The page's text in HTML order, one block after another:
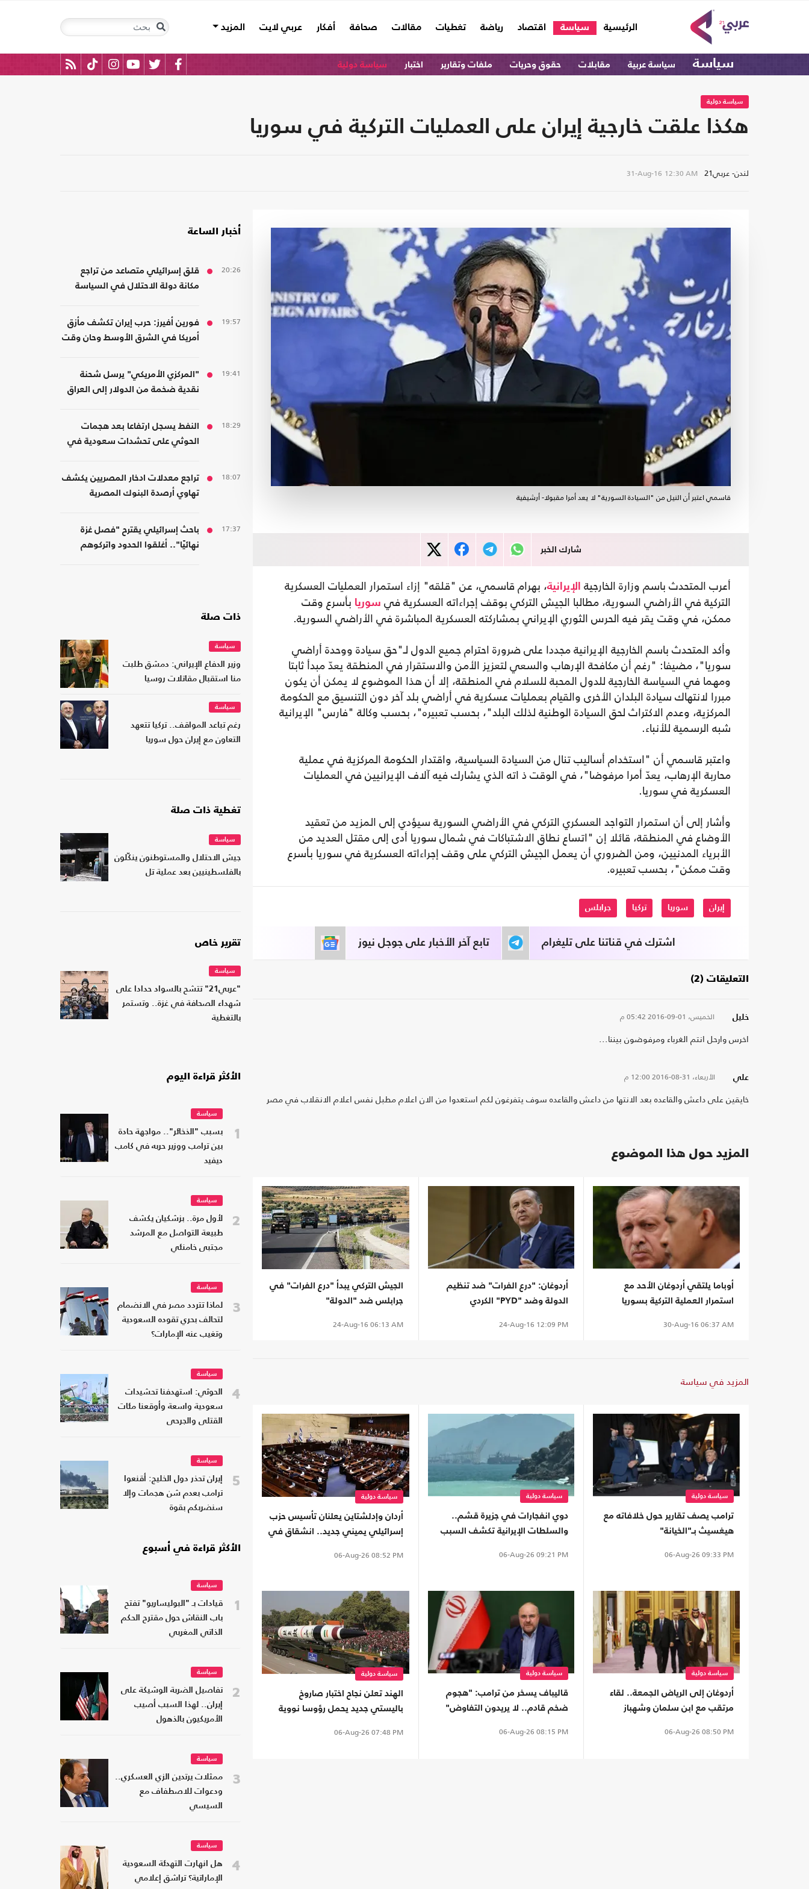
الرئيسية
(current) سياسة اقتصاد رياضة تغطيات مقالات صحافة أفكار عربي لايت المزيد
سياسة سياسة عربية مقابلات حقوق وحريات ملفات وتقارير اختبار سياسة دولية
سياسة دولية
هكذا علقت خارجية إيران على العمليات التركية في سوريا
لندن- عربي21 31-Aug-16 12:30 AM
قاسمي اعتبر أن النيل من "السيادة السورية" لا يعد أمرا مقبولا- أرشيفية
شارك الخبر
أعرب المتحدث باسم وزارة الخارجية الإيرانية، بهرام قاسمي، عن "قلقه" إزاء استمرار العمليات العسكرية
التركية في الأراضي السورية، مطالبا الجيش التركي بوقف إجراءاته العسكرية في سوريا بأسرع وقت
ممكن، في وقت يقر فيه الحرس الثوري الإيراني بمشاركته العسكرية المباشرة في الأراضي السورية.
وأكد المتحدث باسم الخارجية الإيرانية مجددا على ضرورة احترام جميع الدول لـ"حق سيادة ووحدة أراضي
سوريا"، مضيفا: "رغم أن مكافحة الإرهاب والسعي لتعزيز الأمن والاستقرار في المنطقة يعدّ مبدأ ثابتا
ومهما في السياسة الخارجية للدول المحبة للسلام في المنطقة، إلا أن هذا الموضوع لا يمكن أن يكون
مبررا لانتهاك سيادة البلدان الأخرى والقيام بعمليات عسكرية في أراضي بلد آخر دون التنسيق مع الحكومة
المركزية، وعدم الاكتراث لحق السيادة الوطنية لذلك البلد"، بحسب تعبيره"، بحسب وكالة "فارس" الإيرانية
شبه الرسمية للأنباء.
واعتبر قاسمي أن "استخدام أساليب تنال من السيادة السياسية، واقتدار الحكومة المركزية في عملية
محاربة الإرهاب، يعدّ أمرا مرفوضا"، في الوقت ذ اته الذي يشارك فيه آلاف الإيرانيين في العمليات
العسكرية في سوريا.
وأشار إلى أن استمرار التواجد العسكري التركي في الأراضي السورية سيؤدي إلى المزيد من تعقيد
الأوضاع في المنطقة، قائلا إن "اتساع نطاق الاشتباكات في شمال سوريا أدى إلى مقتل العديد من
الأبرياء المدنيين، ومن الضروري أن يعمل الجيش التركي على وقف إجراءاته العسكرية في سوريا بأسرع
وقت ممكن"، بحسب تعبيره.
إيران سوريا تركيا جرابلس
تابع آخر الأخبار على جوجل نيوز اشترك في قناتنا على تليغرام
التعليقات (2)
خليل الخميس، 01-09-2016 05:42 م
اخرس وارحل انتم الغرباء ومرفوضون بيننا...
علي الأربعاء، 31-08-2016 12:00 م
خايقين على داعش والقاعده بعد الانتها من داعش والقاعده سوف يتفرغون لكم استعدوا من الان اعلام مطبل نفس اعلام الانقلاب في مصر
المزيد حول هذا الموضوع
أوباما يلتقي أردوغان الأحد مع
استمرار العملية التركية بسوريا
30-Aug-16 06:37 AM
أردوغان: "درع الفرات" ضد تنظيم
الدولة وضد "PYD" الكردي
24-Aug-16 12:09 PM
الجيش التركي يبدأ "درع الفرات" في
جرابلس ضد "الدولة"
24-Aug-16 06:13 AM
المزيد في سياسة
سياسة دولية
ترامب يصف تقارير حول خلافاته مع
هيغسيث بـ"الخيانة"
06-Aug-26 09:33 PM
سياسة دولية
دوي انفجارات في جزيرة قشم..
والسلطات الإيرانية تكشف السبب
06-Aug-26 09:21 PM
سياسة دولية
أردان وإدلشتاين يعلنان تأسيس حزب
إسرائيلي يميني جديد.. انشقاق في
06-Aug-26 08:52 PM
سياسة دولية
أردوغان إلى الرياض الجمعة.. لقاء
مرتقب مع ابن سلمان وشهباز
06-Aug-26 08:50 PM
سياسة دولية
قاليباف يسخر من ترامب: "هجوم
ضخم قادم.. لا يريدون التفاوض"
06-Aug-26 08:15 PM
سياسة دولية
الهند تعلن نجاح اختبار صاروخ
باليستي جديد يحمل رؤوسا نووية
06-Aug-26 07:48 PM
أخبار الساعة
20:26
قلق إسرائيلي متصاعد من تراجع
مكانة دولة الاحتلال في السياسة
19:57
فورين أفيرز: حرب إيران تكشف مأزق
أمريكا في الشرق الأوسط وحان وقت
19:41
"المركزي الأمريكي" يرسل شحنة
نقدية ضخمة من الدولار إلى العراق
18:29
النفط يسجل ارتفاعا بعد هجمات
الحوثي على تحشدات سعودية في
18:07
تراجع معدلات ادخار المصريين يكشف
تهاوي أرصدة البنوك المصرية
17:37
باحث إسرائيلي يقترح "فصل غزة
نهائيًا".. أغلقوا الحدود واتركوهم
ذات صلة
سياسة
وزير الدفاع الإيراني: دمشق طلبت
منا استقبال مقاتلات روسيا
سياسة
رغم تباعد المواقف.. تركيا تتعهد
التعاون مع إيران حول سوريا
تغطية ذات صلة
سياسة
جيش الاحتلال والمستوطنون ينكّلون
بالفلسطينيين بعد عملية تل
تقرير خاص
سياسة
"عربي21" تتشح بالسواد حدادا على
شهداء الصحافة في غزة.. وتستمر
بالتغطية
الأكثر قراءة اليوم
1
سياسة
بسبب "الذخائر".. مواجهة حادة
بين ترامب ووزير حربه في كامب
ديفيد
2
سياسة
لأول مرة.. بزشكيان يكشف
طبيعة التواصل مع المرشد
مجتبى خامنئي
3
سياسة
لماذا تتردد مصر في الانضمام
لتحالف بحري تقوده السعودية
وتغيب عنه الإمارات؟
4
سياسة
الحوثي: استهدفنا تحشيدات
سعودية واسعة وأوقعنا مئات
القتلى والجرحى
5
سياسة
إيران تحذر دول الخليج: أقنعوا
ترامب بعدم شن هجمات وإلا
سنضربكم بقوة
الأكثر قراءة في أسبوع
1
سياسة
قيادات بـ "البوليساريو" تفتح
باب النقاش حول مقترح الحكم
الذاتي المغربي
2
سياسة
تفاصيل الضربة الوشيكة على
إيران.. لهذا السبب أصيب
الأمريكيون بالذهول
3
سياسة
ممثلات يرتدين الزي العسكري..
ودعوات للاصطفاف مع
السيسي
4
سياسة
هل انهارت التهدئة السعودية
الإماراتية؟ تراشق إعلامي